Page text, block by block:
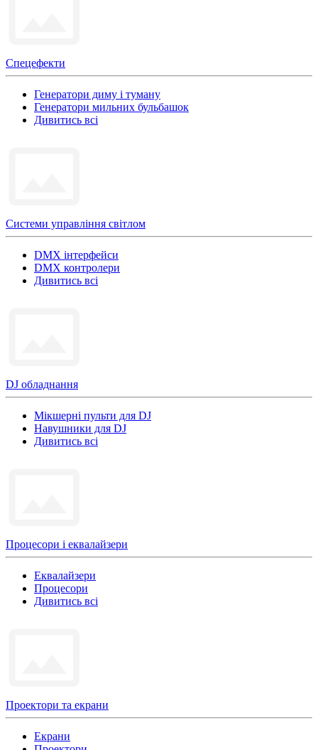
Спецефекти
Генератори диму і туману
Генератори мильних бульбашок
Дивитись всі
Системи управління світлом
DMX інтерфейси
DMX контролери
Дивитись всі
DJ обладнання
Мікшерні пульти для DJ
Навушники для DJ
Дивитись всі
Процесори і еквалайзери
Еквалайзери
Процесори
Дивитись всі
Проектори та екрани
Екрани